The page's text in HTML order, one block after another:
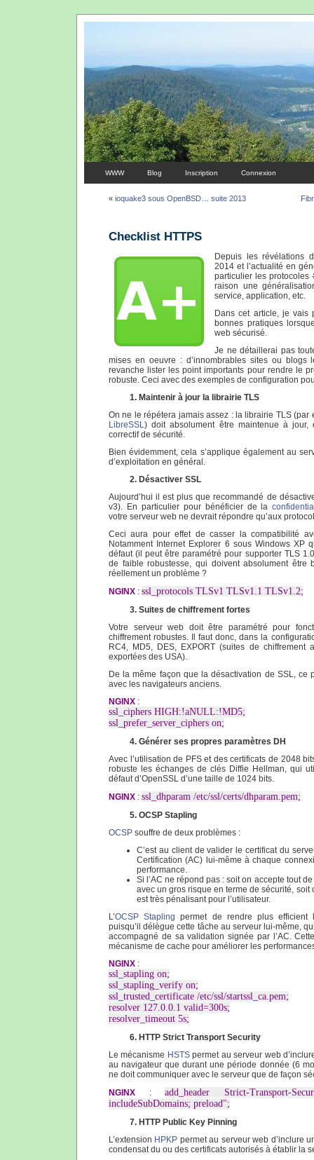
WWW Blog Inscription Connexion
« ioquake3 sous OpenBSD… suite 2013
Checklist HTTPS
Depuis les révélations
2014 et l’actualité en
particulier les protocoles
raison une
service, application, etc.
Dans cet article, je vais
bonnes pratiques
web sécurisé.
Je ne détaillerai pas
mises en oeuvre : d’innombrables sites ou
revanche lister les point importants pour rendre le
robuste. Ceci avec des exemples de configuration
1. Maintenir à jour la librairie TLS
On ne le répétera jamais assez : la librairie TLS (par
LibreSSL) doit absolument être maintenue à jour,
correctif de sécurité.
Bien évidemment, cela s’applique également au
d’exploitation en général.
2. Désactiver SSL
Aujourd’hui il est plus que recommandé de
v3). En particulier pour bénéficier de la
votre serveur web ne devrait répondre qu’aux
Ceci aura pour effet de casser la compatibilité
Notamment Internet Explorer 6 sous Windows XP
défaut (il peut être paramétré pour supporter TLS
de faible robustesse, qui doivent absolument être
réellement un problème ?
NGINX : ssl_protocols TLSv1 TLSv1.1 TLSv1.2;
3. Suites de chiffrement fortes
Votre serveur web doit être paramétré pour
chiffrement robustes. Il faut donc, dans la
RC4, MD5, DES, EXPORT (suites de chiffrement
exportées des USA).
De la même façon que la désactivation de SSL, ce
avec les navigateurs anciens.
NGINX :
ssl_ciphers HIGH:!aNULL:!MD5;
ssl_prefer_server_ciphers on;
4. Générer ses propres paramètres DH
Avec l’utilisation de PFS et des certificats de 2048
robuste les échanges de clés Diffie Hellman, qui
défaut d’OpenSSL d’une taille de 1024 bits.
NGINX : ssl_dhparam /etc/ssl/certs/dhparam.pem;
5. OCSP Stapling
OCSP souffre de deux problèmes :
C’est au client de valider le certificat du
Certification (AC) lui-même à chaque
performance.
Si l’AC ne répond pas : soit on accepte tout
avec un gros risque en terme de sécurité,
est très pénalisant pour l’utilisateur.
L’OCSP Stapling permet de rendre plus efficient
puisqu’il délègue cette tâche au serveur lui-même,
accompagné de sa validation signée par l’AC.
mécanisme de cache pour améliorer les
NGINX :
ssl_stapling on;
ssl_stapling_verify on;
ssl_trusted_certificate /etc/ssl/startssl_ca.pem;
resolver 127.0.0.1 valid=300s;
resolver_timeout 5s;
6. HTTP Strict Transport Security
Le mécanisme HSTSpermet au serveur web
au navigateur que durant une période donnée (6
ne doit communiquer avec le serveur que de façon
NGINX : add_header Strict-Transport-
includeSubDomains; preload";
7. HTTP Public Key Pinning
L’extension HPKP permet au serveur web d’inclure
condensat du ou des certificats autorisés à établir la